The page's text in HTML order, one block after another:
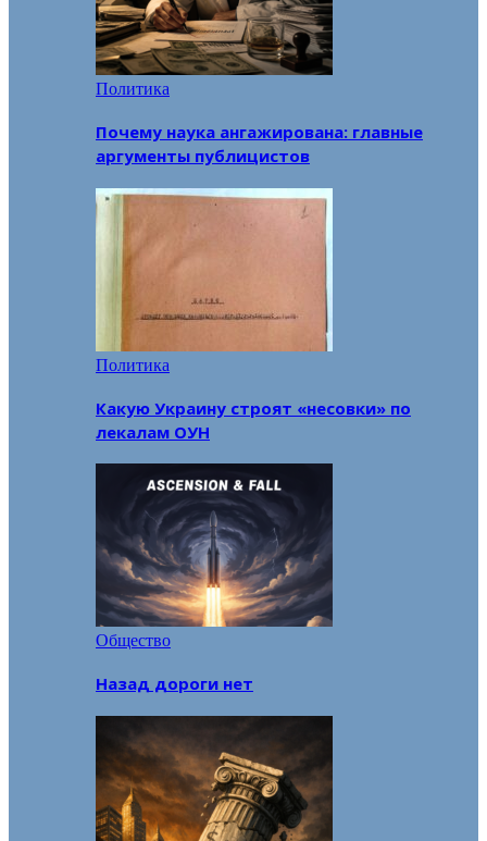
Политика
Почему наука ангажирована: главные
аргументы публицистов
Политика
Какую Украину строят «несовки» по
лекалам ОУН
Общество
Назад дороги нет